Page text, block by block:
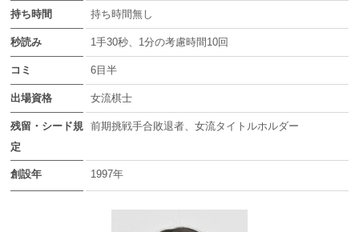
持ち時間 持ち時間無し
秒読み 1手30秒、1分の考慮時間10回
コミ 6目半
出場資格 女流棋士
残留・シード規
定
前期挑戦手合敗退者、女流タイトルホルダー
創設年 1997年